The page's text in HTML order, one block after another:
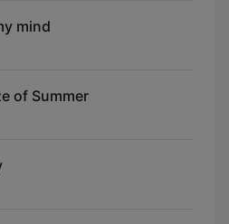
mind
of Summer